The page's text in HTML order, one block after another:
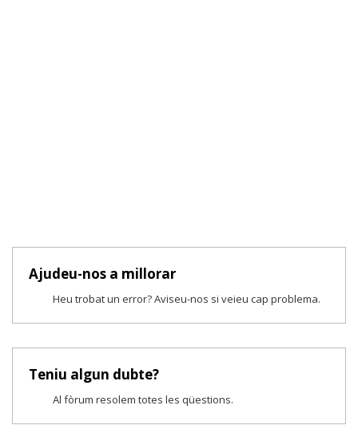
Ajudeu-nos a millorar
Heu trobat un error? Aviseu-nos si veieu cap problema.
Teniu algun dubte?
Al fòrum resolem totes les qüestions.